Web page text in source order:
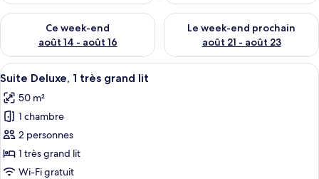
Ce week-end
août 14 - août 16
Vérifier la disponibilité pour ce week-end août 14 - août 16
Le week-end prochain
août 21 - août 23
Vérifier la disponibilité pour
Afficher
toutes
les
photos
pour
ce
type
Suite Deluxe, 1 très grand lit | Literie
10
Suite Deluxe, 1 très grand lit
50 m²
1 chambre
2 personnes
1 très grand lit
Wi-Fi gratuit